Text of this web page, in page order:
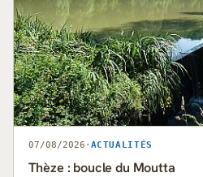
07/08/2026 · ACTUALITÉS
Thèze : boucle du Moutta